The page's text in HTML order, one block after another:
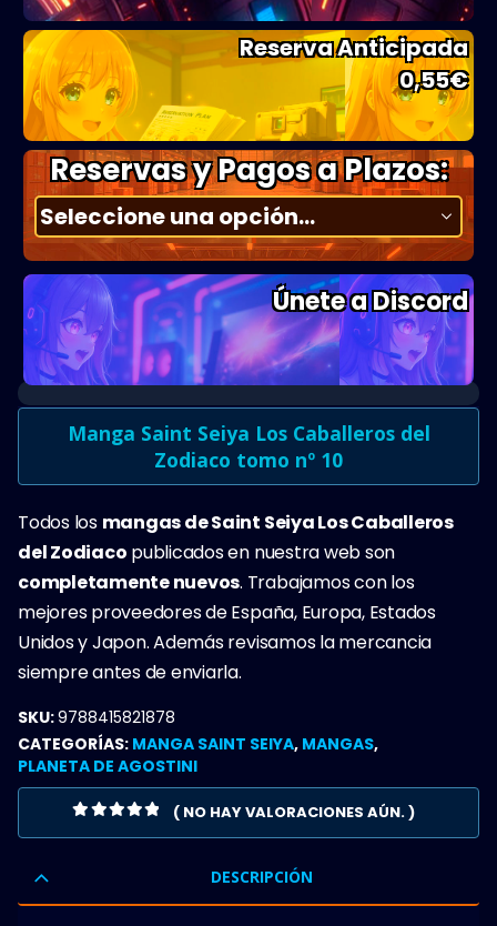
Reserva Anticipada
0,55€
Reservas y Pagos a Plazos:
Únete a Discord
Manga Saint Seiya Los Caballeros del
Zodiaco tomo nº 10
Todos los mangas de Saint Seiya Los Caballeros
del Zodiaco publicados en nuestra web son
completamente nuevos. Trabajamos con los
mejores proveedores de España, Europa, Estados
Unidos y Japon. Además revisamos la mercancia
siempre antes de enviarla.
SKU:9788415821878
CATEGORÍAS: MANGA SAINT SEIYA, MANGAS,
PLANETA DE AGOSTINI
( NO HAY VALORACIONES AÚN. )
DESCRIPCIÓN